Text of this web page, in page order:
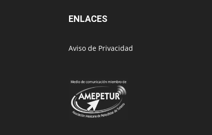
ENLACES
Aviso de Privacidad